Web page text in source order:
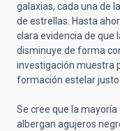
galaxias, cada una de
de estrellas. Hasta
clara evidencia de que
disminuye de forma
investigación muestra
formación estelar
Se cree que la
albergan agujeros